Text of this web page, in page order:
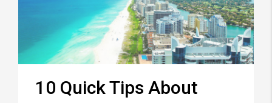
10 Quick Tips About